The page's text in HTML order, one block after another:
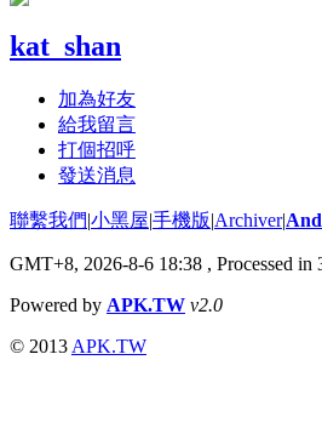
kat_shan
加為好友
給我留言
打個招呼
發送消息
聯繫我們|小黑屋|手機版|Archiver|
GMT+8, 2026-8-6 18:38 , Processed in
Powered by APK.TW v2.0
© 2013 APK.TW